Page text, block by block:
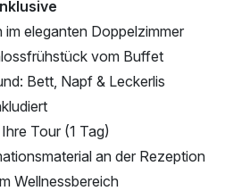
eleganten Doppelzimmer
vom Buffet
Bett, Napf & Leckerlis
Tour (1 Tag)
an der Rezeption
Wellnessbereich